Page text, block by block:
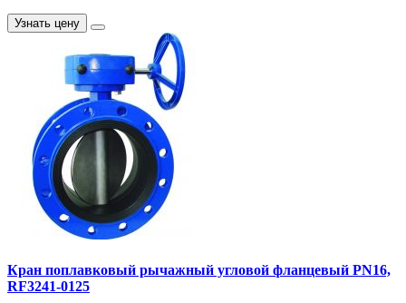
Узнать цену
Кран поплавковый рычажный угловой фланцевый PN16,
RF3241-0125